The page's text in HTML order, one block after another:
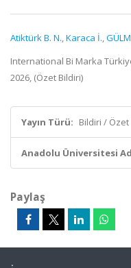
Atiktürk B. N.,Karaca İ.,
International Bi Marka
2026, (Özet Bildiri)
Yayın Türü: Bildiri / Özet
Anadolu Üniversitesi
Paylaş